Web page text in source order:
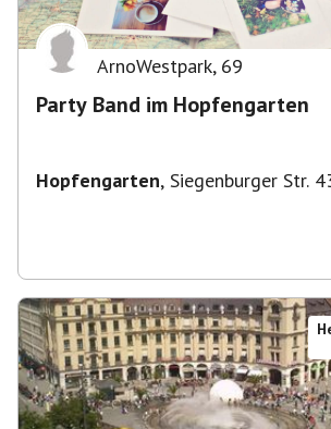
ArnoWestpark, 69
Party Band im Hopfengarten
Hopfengarten, Siegenburger Str.